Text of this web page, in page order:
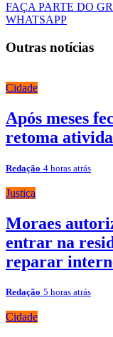
FAÇA PARTE DO
WHATSAPP
Outras notícias
Cidade
Após meses
retoma
Redação 4 horas atrás
Justiça
Moraes
entrar na
reparar
Redação 5 horas atrás
Cidade